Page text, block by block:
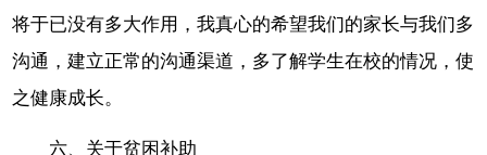
将于已没有多大作用，我真心的希望我们的家长与我们多
沟通，建立正常的沟通渠道，多了解学生在校的情况，使
之健康成长。
六、关于贫困补助